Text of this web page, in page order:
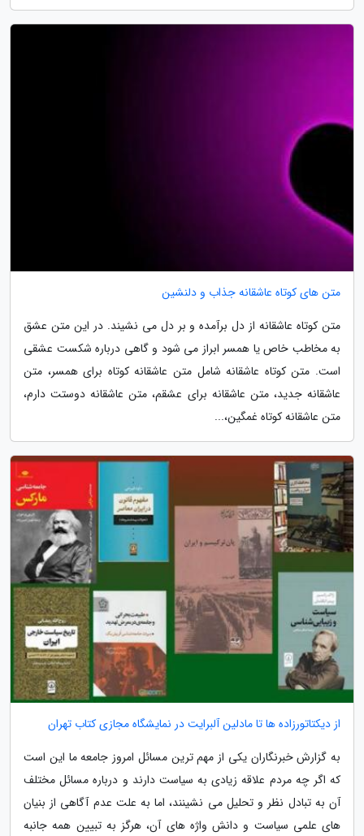
متن های کوتاه عاشقانه جذاب و دلنشین
متن کوتاه عاشقانه از دل برآمده و بر دل می نشیند. در این متن عشق
به مخاطب خاص یا همسر ابراز می شود و گاهی درباره شکست عشقی
است. متن کوتاه عاشقانه شامل متن عاشقانه کوتاه برای همسر، متن
عاشقانه جدید، متن عاشقانه برای عشقم، متن عاشقانه دوستت دارم،
متن عاشقانه کوتاه غمگین،...
از دیکتاتورزاده ها تا مادلین آلبرایت در نمایشگاه مجازی کتاب تهران
به گزارش خبرنگاران یکی از مهم ترین مسائل امروز جامعه ما این است
که اگر چه مردم علاقه زیادی به سیاست دارند و درباره مسائل مختلف
آن به تبادل نظر و تحلیل می نشینند، اما به علت عدم آگاهی از بنیان
های علمی سیاست و دانش واژه های آن، هرگز به تبیین همه جانبه